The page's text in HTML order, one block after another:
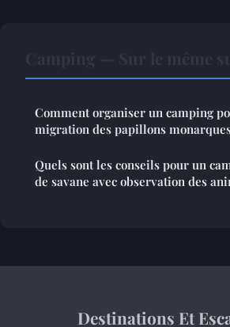
Comment organiser un camping
migration des papillons
Quels sont les conseils pour un
de savane avec observation des
Destinations Et